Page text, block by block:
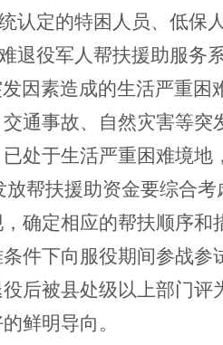
认定的特困人员、低保
退役军人帮扶援助服务
发因素造成的生活严重困
通事故、自然灾害等
处于生活严重困难境
放帮扶援助资金要综合
确定相应的帮扶顺序
件下向服役期间参战参
后被县处级以上部门
鲜明导向。